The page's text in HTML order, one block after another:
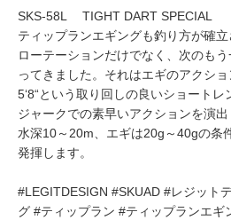
SKS-58L TIGHT DART SPECIAL
ティップランエギングも釣り方が確
ローテーションだけでなく、次のも
ってきました。それはエギのアクショ
5‘8“という取り回しの良いショート
ジャークでの素早いアクションを演出
水深10～20m、エギは20g～40gの条
発揮します。
#LEGITDESIGN #SKUAD #レジット
グ #ティップラン #ティップランエギ